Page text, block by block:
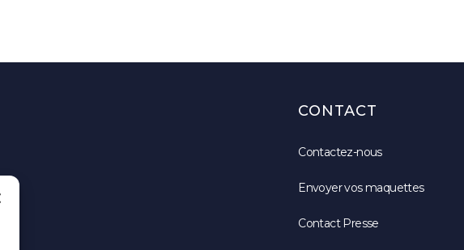
CONTACT
Contactez-nous
Envoyer vos maquettes
Contact Presse